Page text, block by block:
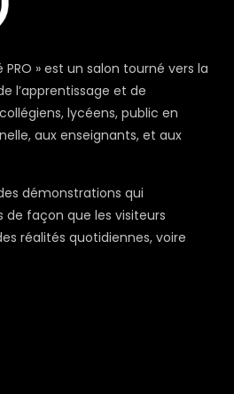
PRO » est un salon tourné vers la
l’apprentissage et de
lycéens, public en
aux enseignants, et aux
démonstrations qui
façon que les visiteurs
réalités quotidiennes, voire